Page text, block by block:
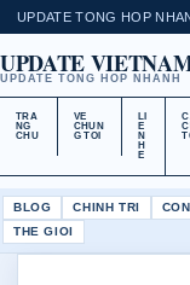
UPDATE TONG HOP
UPDATE
UPDATE TONG HOP NHANH
TRA
NG
CHU
VE
CHUN
G TOI
LI
E
N
H
E
BLOG CHINH TRI
THE GIOI